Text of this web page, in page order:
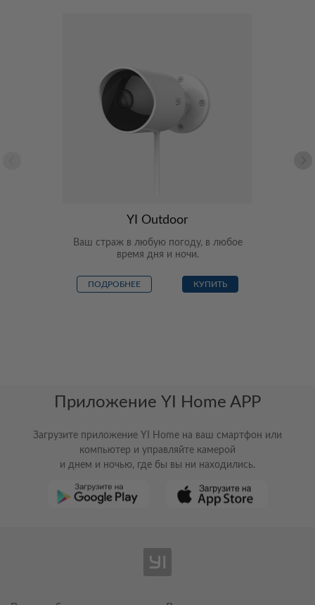
YI Outdoor
Ваш страж в любую погоду, в любое
время дня и ночи.
ПОДРОБНЕЕ КУПИТЬ
Приложение YI Home APP
Загрузите приложение YI Home на ваш смартфон или
компьютер и управляйте камерой
и днем и ночью, где бы вы ни находились.